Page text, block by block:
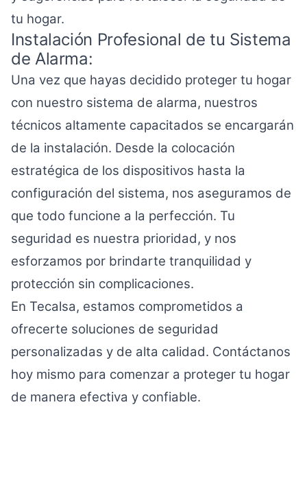
tu hogar.
Instalación Profesional de tu Sistema
de Alarma:
Una vez que hayas decidido proteger tu hogar
con nuestro sistema de alarma, nuestros
técnicos altamente capacitados se encargarán
de la instalación. Desde la colocación
estratégica de los dispositivos hasta la
configuración del sistema, nos aseguramos de
que todo funcione a la perfección. Tu
seguridad es nuestra prioridad, y nos
esforzamos por brindarte tranquilidad y
protección sin complicaciones.
En Tecalsa, estamos comprometidos a
ofrecerte soluciones de seguridad
personalizadas y de alta calidad. Contáctanos
hoy mismo para comenzar a proteger tu hogar
de manera efectiva y confiable.